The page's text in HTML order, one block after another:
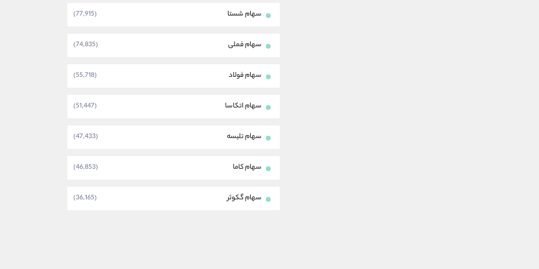
سهام شستا (77,915)
سهام فملی (74,835)
سهام فولاد (55,718)
سهام اتکاسا (51,447)
سهام تلیسه (47,433)
سهام کاما (46,853)
سهام گکوثر (36,165)